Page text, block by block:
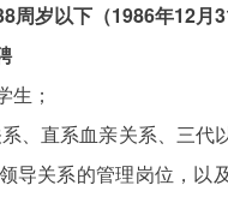
岁以下（1986年12月
生；
、直系血亲关系、三代
导关系的管理岗位，以